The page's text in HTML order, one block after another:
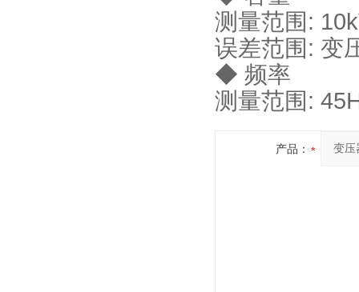
测量范围:
误差范围: 变
◆ 频率
测量范围:
产品：